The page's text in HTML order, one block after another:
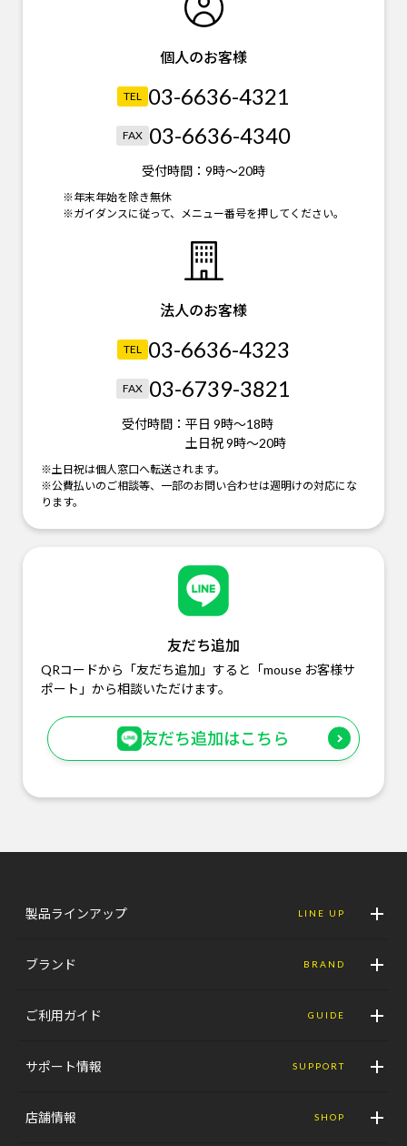
個人のお客様
TEL 03-6636-4321
FAX 03-6636-4340
受付時間： 9時～20時
※年末年始を除き無休
※ガイダンスに従って、メニュー番号を押してください。
法人のお客様
TEL 03-6636-4323
FAX 03-6739-3821
受付時間： 平日 9時～18時
土日祝 9時～20時
※土日祝は個人窓口へ転送されます。
※公費払いのご相談等、一部のお問い合わせは週明けの対応にな
ります。
友だち追加
QRコードから「友だち追加」すると「mouse お客様サ
ポート」から相談いただけます。
友だち追加はこちら
製品ラインアップ LINE UP
ブランド BRAND
ご利用ガイド GUIDE
サポート情報 SUPPORT
店舗情報 SHOP